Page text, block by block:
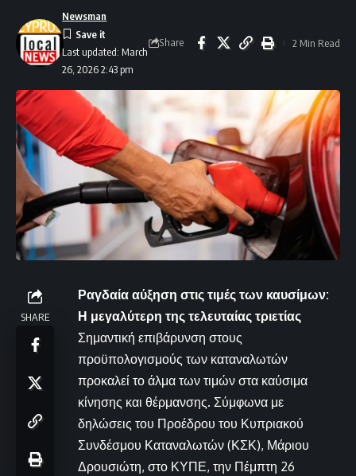
Last updated: March
26, 2026 2:43 pm
Newsman
Share 2 Min Read
SHARE
Ραγδαία αύξηση στις τιμές των καυσίμων:
Η μεγαλύτερη της τελευταίας τριετίας
Σημαντική επιβάρυνση στους
προϋπολογισμούς των καταναλωτών
προκαλεί το άλμα των τιμών στα καύσιμα
κίνησης και θέρμανσης. Σύμφωνα με
δηλώσεις του Προέδρου του Κυπριακού
Συνδέσμου Καταναλωτών (ΚΣΚ), Μάριου
Δρουσιώτη, στο ΚΥΠΕ, την Πέμπτη 26